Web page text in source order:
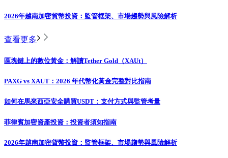
2026年越南加密貨幣投資：監管框架、市場趨勢與風險解析
查看更多
區塊鏈上的數位黃金：解讀Tether Gold（XAUt）
PAXG vs XAUT：2026 年代幣化黃金完整對比指南
如何在馬來西亞安全購買USDT：支付方式與監管考量
菲律賓加密資產投資：投資者須知指南
2026年越南加密貨幣投資：監管框架、市場趨勢與風險解析